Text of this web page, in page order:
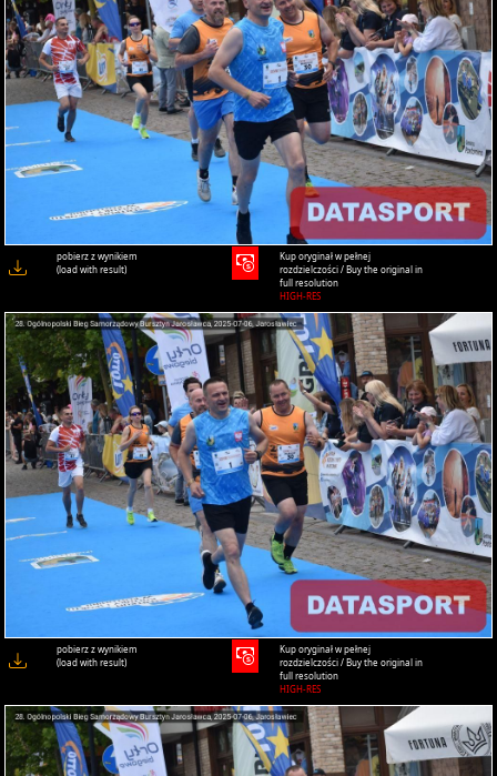
pobierz z wynikiem
(load with result)
Kup oryginał w pełnej
rozdzielczości / Buy the original in
full resolution
HIGH-RES
pobierz z wynikiem
(load with result)
Kup oryginał w pełnej
rozdzielczości / Buy the original in
full resolution
HIGH-RES